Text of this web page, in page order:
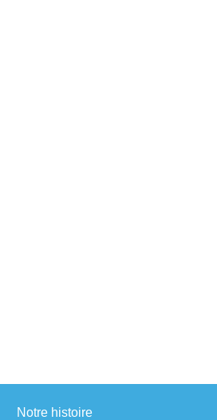
Notre histoire